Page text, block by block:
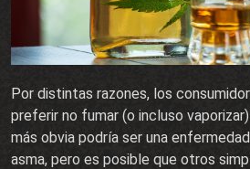
Por distintas razones, los
preferir no fumar (o incluso vaporizar)
más obvia podría ser una
asma, pero es posible que otros